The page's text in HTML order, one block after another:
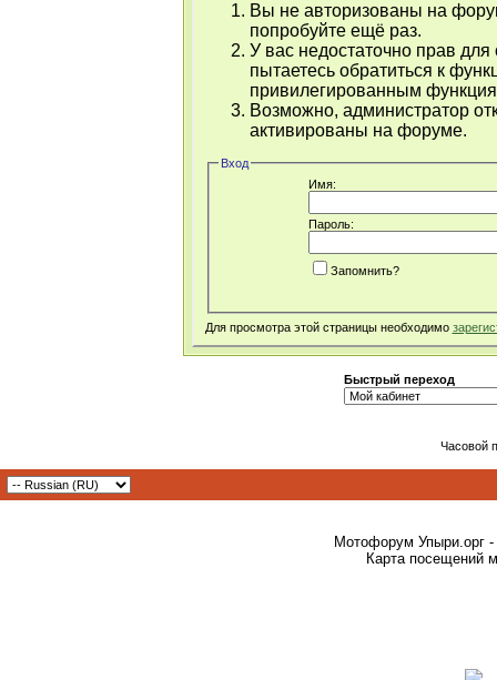
Вы не авторизованы на
попробуйте ещё раз.
У вас недостаточно прав
пытаетесь обратиться к
привилегированным
Возможно, администратор
активированы на форуме.
Вход
Имя:
Пароль:
Запомнить?
Для просмотра этой страницы необходимо
Быстрый переход
Часовой
Мотофорум Упыри.орг -
Карта посещений